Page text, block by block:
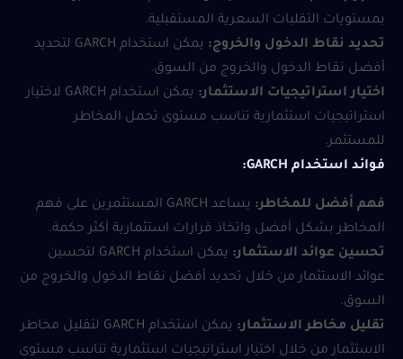
بمستويات التقلبات السعرية المستقبلية.
تحديد نقاط الدخول والخروج:
يمكن استخدام GARCH لتحديد
أفضل نقاط الدخول والخروج من السوق.
اختيار استراتيجيات الاستثمار:
يمكن استخدام GARCH لاختيار
استراتيجيات استثمارية تناسب مستوى تحمل المخاطر
للمستثمر.
فوائد استخدام GARCH:
فهم أفضل للمخاطر:
يساعد GARCH المستثمرين على فهم
المخاطر بشكل أفضل واتخاذ قرارات استثمارية أكثر حكمة.
تحسين عوائد الاستثمار:
يمكن استخدام GARCH لتحسين
عوائد الاستثمار من خلال تحديد أفضل نقاط الدخول والخروج من
السوق.
تقليل مخاطر الاستثمار:
يمكن استخدام GARCH لتقليل مخاطر
الاستثمار من خلال اختيار استراتيجيات استثمارية تناسب مستوى